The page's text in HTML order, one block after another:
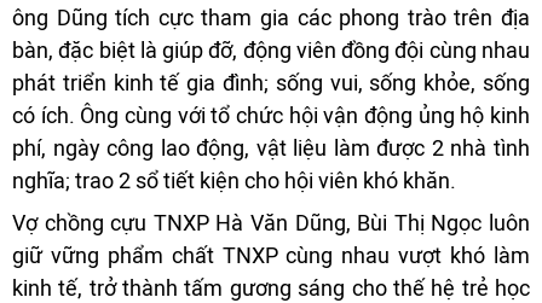
ông Dũng tích cực tham gia các phong trào trên địa
bàn, đặc biệt là giúp đỡ, động viên đồng đội cùng nhau
phát triển kinh tế gia đình; sống vui, sống khỏe, sống
có ích. Ông cùng với tổ chức hội vận động ủng hộ kinh
phí, ngày công lao động, vật liệu làm được 2 nhà tình
nghĩa; trao 2 sổ tiết kiện cho hội viên khó khăn.
Vợ chồng cựu TNXP Hà Văn Dũng, Bùi Thị Ngọc luôn
giữ vững phẩm chất TNXP cùng nhau vượt khó làm
kinh tế, trở thành tấm gương sáng cho thế hệ trẻ học